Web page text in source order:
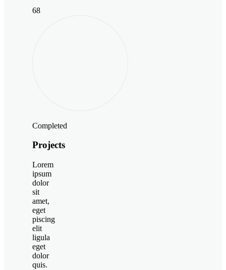
68
Completed
Projects
Lorem
ipsum
dolor
sit
amet,
eget
piscing
elit
ligula
eget
dolor
quis.